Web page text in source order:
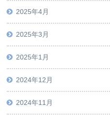
2025年4月
2025年3月
2025年1月
2024年12月
2024年11月